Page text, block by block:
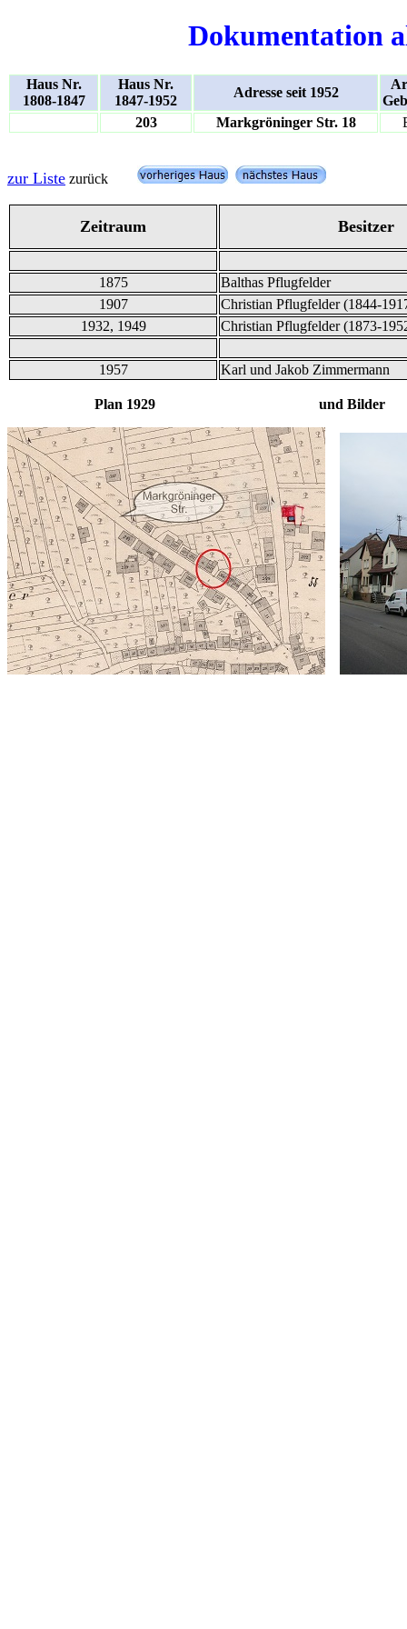
Dokumentation
Haus Nr.
1808-1847
Haus Nr.
1847-1952
Adresse seit 1952
203
Markgröninger Str. 18
zur Liste zurück
Zeitraum Besitzer
1875
Balthas Pflugfelder
1907
Christian Pflugfelder (1844-
1932, 1949
Christian Pflugfelder (1873-
1957 Karl und Jakob Zimmermann
Plan 1929 und Bilder